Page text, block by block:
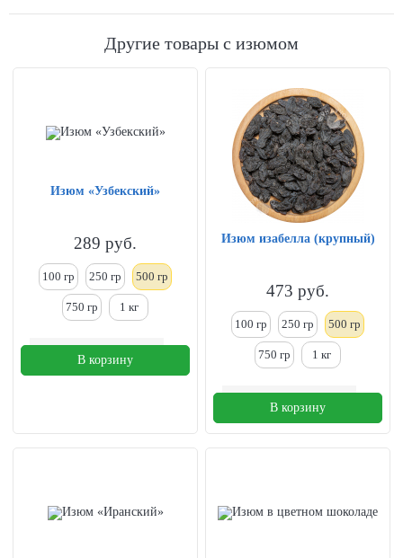
Другие товары с изюмом
Изюм «Узбекский»
289 руб.
100 гр 250 гр 500 гр
750 гр 1 кг
В корзину
Изюм изабелла (крупный)
473 руб.
100 гр 250 гр 500 гр
750 гр 1 кг
В корзину